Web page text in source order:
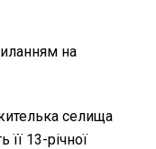
на
селища
її 13-річної